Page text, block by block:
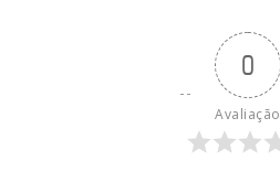
0
Avaliação